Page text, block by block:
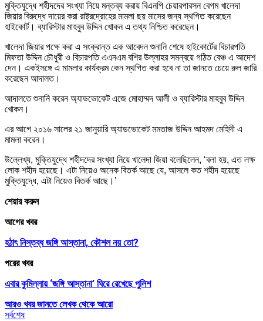
মুক্তিযুদ্ধে শহীদদের সংখ্যা নিয়ে মন্তব্য করায় বিএনপি চেয়ারপারসন বেগম খালেদা
জিয়ার বিরুদ্ধে দায়ের করা রাষ্ট্রদ্রোহের মামলা ছয় মাসের জন্য স্থগিত করেছেন
হাইকোর্ট। ব্যারিস্টার মাহবুব উদ্দিন খোকন এ তথ্য নিশ্চিত করেছেন।
খালেদা জিয়ার পক্ষে করা এ সংক্রান্ত এক আবেদন শুনানি শেষে হাইকোর্টের বিচারপতি
মিফতা উদ্দিন চৌধুরী ও বিচারপতি এএনএম বশির উল্লাহর সমন্বয়ে গঠিত বেঞ্চ এ আদেশ
দেন। একইসঙ্গে এ মামলার কার্যক্রম কেন স্থগিত করা হবে না তা জানতে চেয়ে রুল জারি
করেছেন আদালত।
আদালতে শুনানি করেন অ্যাডভোকেট এজে মোহাম্মদ আলী ও ব্যারিস্টার মাহবুব উদ্দিন
খোকন।
এর আগে ২০১৬ সালের ২১ জানুয়ারি অ্যাডভোকেট মমতাজ উদ্দিন আহমদ মেহিদী এ
মামলা করেন।
উল্লেখ্য, মুক্তিযুদ্ধে শহীদদের সংখ্যা নিয়ে খালেদা জিয়া বলেছিলেন, ‘বলা হয়, এত লক্ষ
লোক শহীদ হয়েছে। এটা নিয়েও অনেক বিতর্ক আছে যে, আসলে কত শহীদ হয়েছে
মুক্তিযুদ্ধে, এটা নিয়েও বিতর্ক আছে।’
শেয়ার করুন
আগের খবর
হঠাৎ নিস্তব্ধ জঙ্গি আস্তানা, কৌশল নয় তো?
পরের খবর
এবার কুমিল্লায় ‘জঙ্গি আস্তানা’ ঘিরে রেখেছে পুলিশ
আরও খবর জানতে লেখক থেকে আরো
সর্বশেষ